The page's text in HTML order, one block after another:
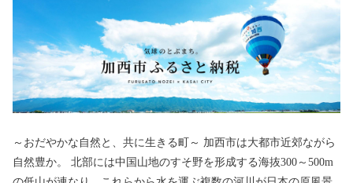
～おだやかな自然と、共に生きる町～ 加西市は大都市近郊ながら
自然豊か。 北部には中国山地のすそ野を形成する海抜300～500m